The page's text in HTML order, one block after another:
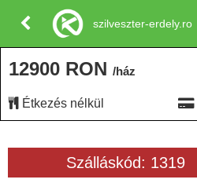
Szálláskód: 1319
12900 RON /ház
Étkezés nélkül
szilveszter-erdely.ro